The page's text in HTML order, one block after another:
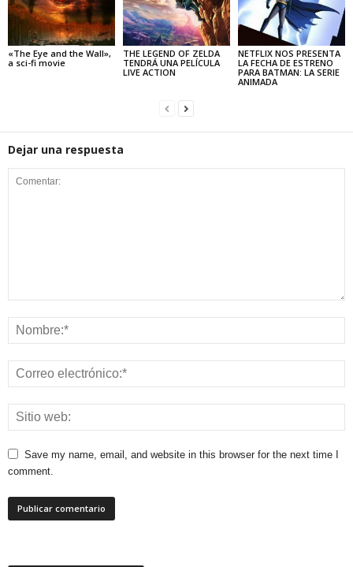
«The Eye and the Wall»,
a sci-fi movie
THE LEGEND OF ZELDA
TENDRÁ UNA PELÍCULA
LIVE ACTION
NETFLIX NOS PRESENTA
LA FECHA DE ESTRENO
PARA BATMAN: LA SERIE
ANIMADA
Dejar una respuesta
Save my name, email, and website in this browser for the next time I
comment.